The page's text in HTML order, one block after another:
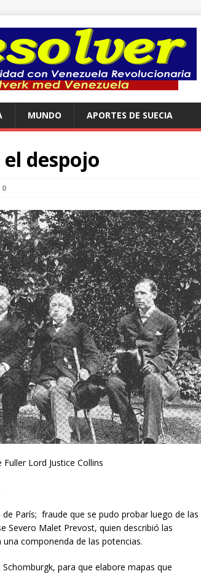
MUNDO APORTES DE SUECIA
despojo
0
Lord Justice Collins
París; fraude que se pudo probar luego de las
Severo Malet Prevost, quien describió las
componenda de las potencias.
para que elabore mapas que